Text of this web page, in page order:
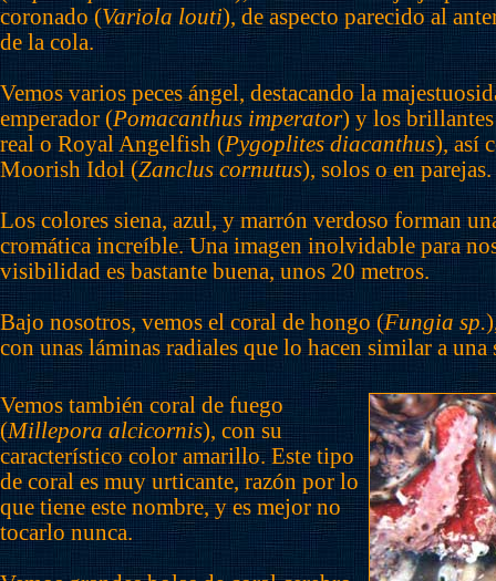
coronado (Variola louti), de aspecto parecido al
de la cola.
Vemos varios peces ángel, destacando la
emperador (Pomacanthus imperator) y los
real o Royal Angelfish (Pygoplites diacanthus), así
Moorish Idol (Zanclus cornutus), solos o en parejas.
Los colores siena, azul, y marrón verdoso forman
cromática increíble. Una imagen inolvidable para
visibilidad es bastante buena, unos 20 metros.
Bajo nosotros, vemos el coral de hongo (Fungia sp.
con unas láminas radiales que lo hacen similar a una
Vemos también coral de fuego
(Millepora alcicornis), con su
característico color amarillo. Este tipo
de coral es muy urticante, razón por lo
que tiene este nombre, y es mejor no
tocarlo nunca.